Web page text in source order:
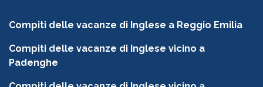
Compiti delle vacanze di Inglese a Reggio Emilia
Compiti delle vacanze di Inglese vicino a
Padenghe